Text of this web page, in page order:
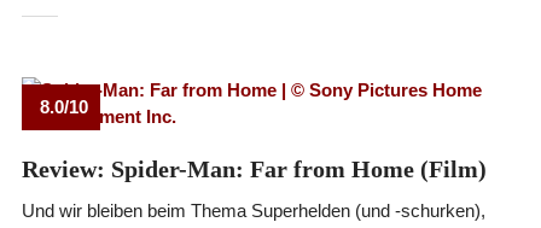
8.0/10
Review: Spider-Man: Far from Home (Film)
Und wir bleiben beim Thema Superhelden (und -schurken),